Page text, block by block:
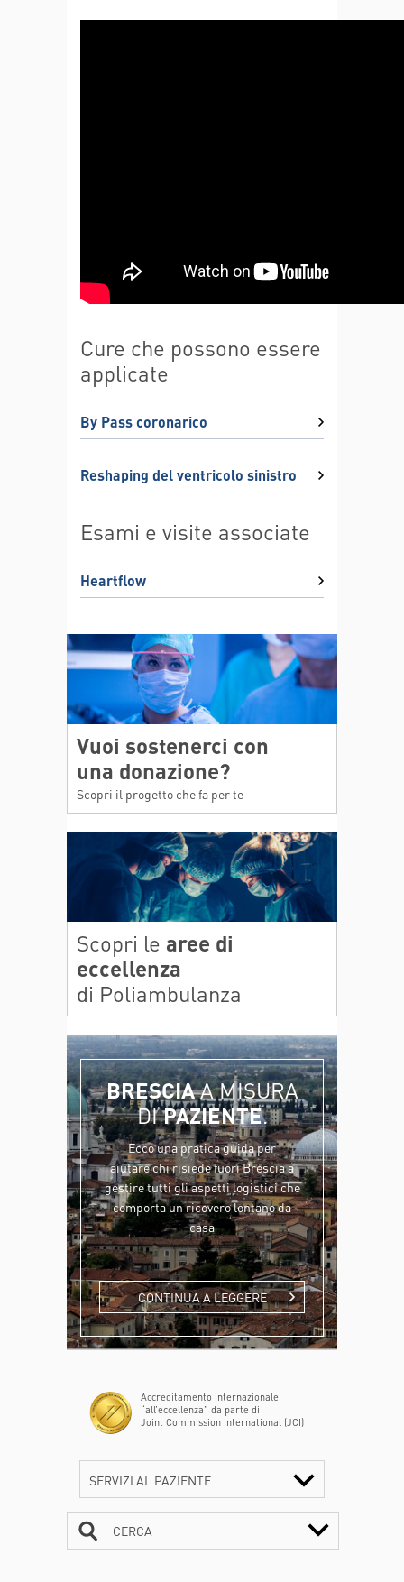
Cure che possono essere
applicate
By Pass coronarico
Reshaping del ventricolo sinistro
Esami e visite associate
Heartflow
Vuoi sostenerci con
una donazione?
Scopri il progetto che fa per te
Scopri le aree di
eccellenza
di Poliambulanza
BRESCIAA MISURA
DIPAZIENTE.
Ecco una pratica guida per
aiutare chi risiede fuori Brescia a
gestire tutti gli aspetti logistici che
comporta un ricovero lontano da
casa
CONTINUA A LEGGERE
Accreditamento internazionale
“all’eccellenza” da parte di
Joint Commission International (JCI)
SERVIZI AL PAZIENTE
CERCA